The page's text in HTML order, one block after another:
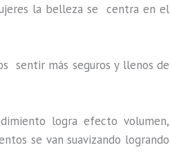
la belleza se centra en el
sentir más seguros y llenos de
logra efecto volumen,
se van suavizando logrando